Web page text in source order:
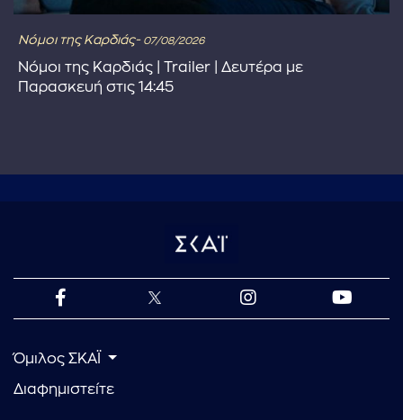
Νόμοι της Καρδιάς- 07/08/2026
Νόμοι της Καρδιάς | Trailer | Δευτέρα με
Παρασκευή στις 14:45
Όμιλος ΣΚΑΪ
Διαφημιστείτε